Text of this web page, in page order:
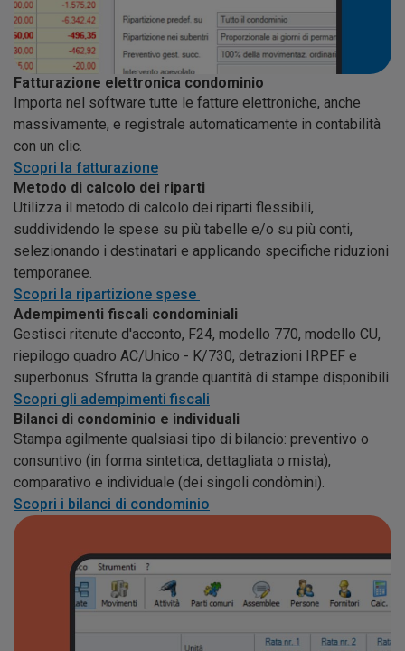
Fatturazione elettronica condominio
Importa nel software tutte le fatture elettroniche, anche
massivamente, e registrale automaticamente in contabilità
con un clic.
Scopri la fatturazione
Metodo di calcolo dei riparti
Utilizza il metodo di calcolo dei riparti flessibili,
suddividendo le spese su più tabelle e/o su più conti,
selezionando i destinatari e applicando specifiche riduzioni
temporanee.
Scopri la ripartizione spese
Adempimenti fiscali condominiali
Gestisci ritenute d'acconto, F24, modello 770, modello CU,
riepilogo quadro AC/Unico - K/730, detrazioni IRPEF e
superbonus. Sfrutta la grande quantità di stampe disponibili
Scopri gli adempimenti fiscali
Bilanci di condominio e individuali
Stampa agilmente qualsiasi tipo di bilancio: preventivo o
consuntivo (in forma sintetica, dettagliata o mista),
comparativo e individuale (dei singoli condòmini).
Scopri i bilanci di condominio